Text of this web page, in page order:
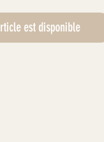
est disponible